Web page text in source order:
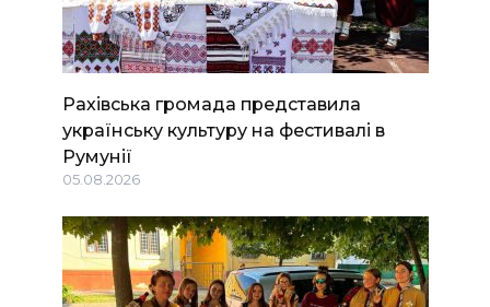
Рахівська громада представила
українську культуру на фестивалі в
Румунії
05.08.2026